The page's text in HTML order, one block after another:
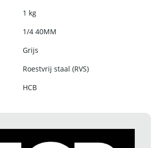
1 kg
1/4 40MM
Grijs
Roestvrij staal (RVS)
HCB